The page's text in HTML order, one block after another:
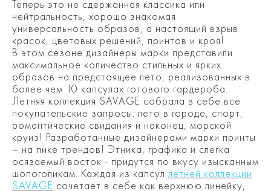
Теперь это не сдержанная классика или
нейтральность, хорошо знакомая
универсальность образов, а настоящий взрыв
красок, цветовых решений, принтов и кроя!
В этом сезоне дизайнеры марки представили
максимальное количество стильных и ярких
образов на предстоящее лето, реализованных в
более чем 10 капсулах готового гардероба.
Летняя коллекция SAVAGE собрала в себе все
покупательские запросы: лето в городе, спорт,
романтические свидания и наконец, морской
круиз! Разработанные дизайнерами марки принты
– на пике трендов! Этника, графика и слегка
осязаемый восток - придутся по вкусу изысканным
шопоголикам. Каждая из капсуллетней коллекции
SAVAGE сочетает в себе как верхнюю линейку,